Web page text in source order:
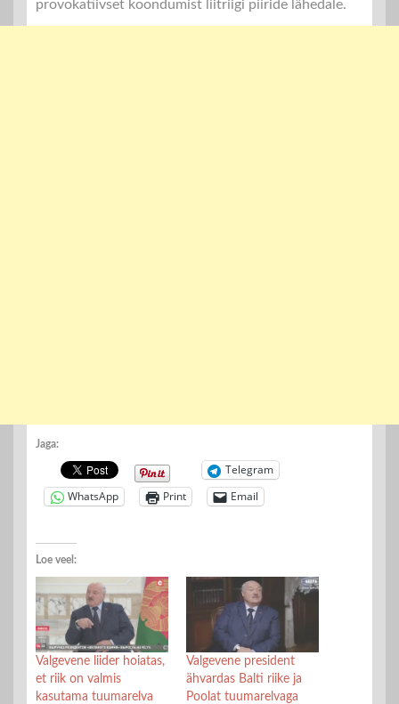
provokatiivset koondumist liitriigi piiride lähedale.
Jaga:
Telegram
WhatsApp
Print Email
Loe veel:
Valgevene liider hoiatas,
et riik on valmis
kasutama tuumarelva
Valgevene president
ähvardas Balti riike ja
Poolat tuumarelvaga